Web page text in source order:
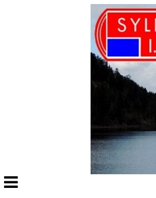
Veksle
navigasjon